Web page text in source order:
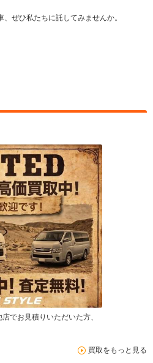
、ぜひ私たちに託してみませんか。
でお見積りいただいた方、
買取をもっと見る